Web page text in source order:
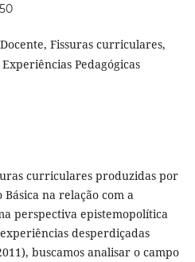
Fissuras curriculares,
Pedagógicas
curriculares produzidas por
na relação com a
perspectiva epistemopolítica
desperdiçadas
buscamos analisar o campo